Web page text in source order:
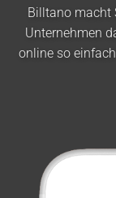
Billtano macht
Unternehmen
online so